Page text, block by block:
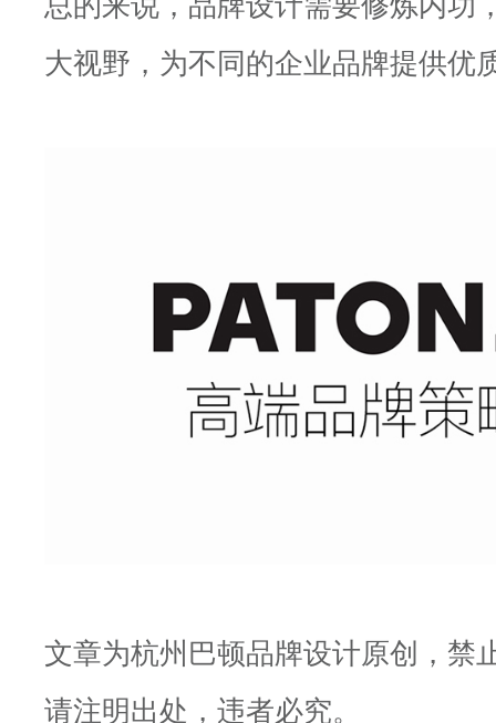
大视野，为不同的企业品牌提供优
文章为杭州巴顿品牌设计原创，禁
请注明出处，违者必究。